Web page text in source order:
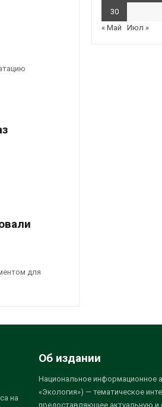
для
30
« Май
Июл »
на
Об издании
Национальное информационное
«Экология») — тематическое
предоставляющее актуальную и